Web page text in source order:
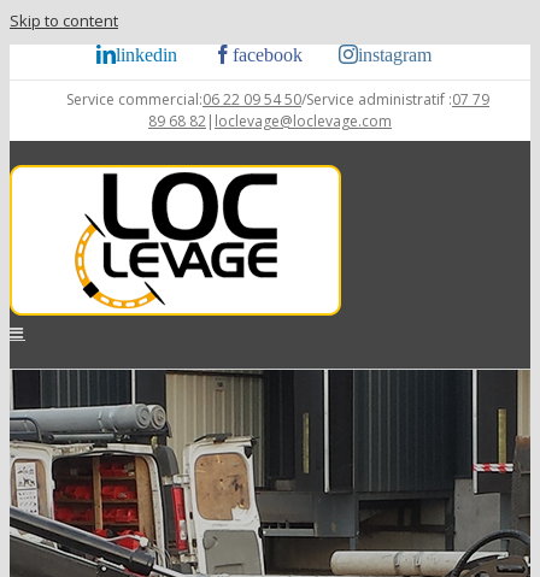
Skip to content
linkedin facebook instagram
Service commercial:06 22 09 54 50/Service administratif :07 79
89 68 82| loclevage@loclevage.com